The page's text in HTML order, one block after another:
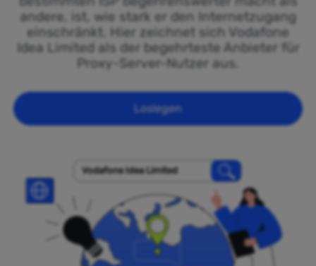
andere, ist, wie stark er den Internetzugang
einschränkt. Hier zeichnet sich Vodafone
Idea Limited als der begehrteste Anbieter für
Proxy-Server-Nutzer aus.
Loslegen
Vodafone Idea Limited